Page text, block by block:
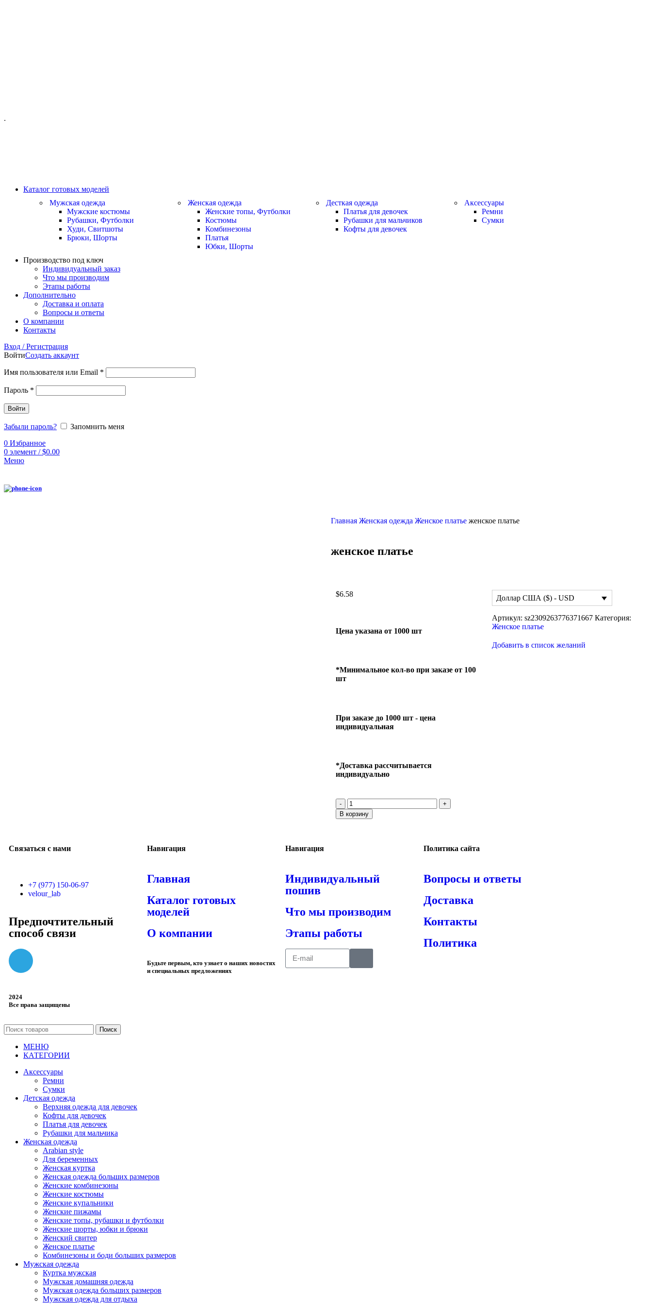
.
Каталог готовых моделей
Мужская одежда
Мужские костюмы
Рубашки, Футболки
Худи, Свитшоты
Брюки, Шорты
Женская одежда
Женские топы, Футболки
Костюмы
Комбинезоны
Платья
Юбки, Шорты
Десткая одежда
Платья для девочек
Рубашки для мальчиков
Кофты для девочек
Аксессуары
Ремни
Сумки
Производство под ключ
Индивидуальный заказ
Что мы производим
Этапы работы
Дополнительно
Доставка и оплата
Вопросы и ответы
О компании
Контакты
Вход / Регистрация
ВойтиСоздать аккаунт
Имя пользователя или Email *
Пароль *
Войти
Забыли пароль?
Запомнить меня
0 Избранное
0 элемент / $0.00
Меню
Главная Женская одежда Женское платье женское платье
женское платье
$6.58
Цена указана от 1000 шт
*Минимальное кол-во при заказе от 100
шт
При заказе до 1000 шт - цена
индивидуальная
*Доставка рассчитывается
индивидуально
Доллар США ($) - USD
Артикул: sz2309263776371667 Категория:
Женское платье
Добавить в список желаний
В корзину
Связаться с нами
+7 (977) 150-06-97
velour_lab
Предпочтительный
способ связи
2024
Все права защищены
Навигация
Главная
Каталог готовых
моделей
О компании
Будьте первым, кто узнает о наших новостях
и специальных предложениях
Навигация
Индивидуальный
пошив
Что мы производим
Этапы работы
Политика сайта
Вопросы и ответы
Доставка
Контакты
Политика
Поиск
МЕНЮ
КАТЕГОРИИ
Аксессуары
Ремни
Сумки
Детская одежда
Верхняя одежда для девочек
Кофты для девочек
Платья для девочек
Рубашки для мальчика
Женская одежда
Arabian style
Для беременных
Женская куртка
Женская одежда больших размеров
Женские комбинезоны
Женские костюмы
Женские купальники
Женские пижамы
Женские топы, рубашки и футболки
Женские шорты, юбки и брюки
Женский свитер
Женское платье
Комбинезоны и боди больших размеров
Мужская одежда
Куртка мужская
Мужская домашняя одежда
Мужская одежда больших размеров
Мужская одежда для отдыха